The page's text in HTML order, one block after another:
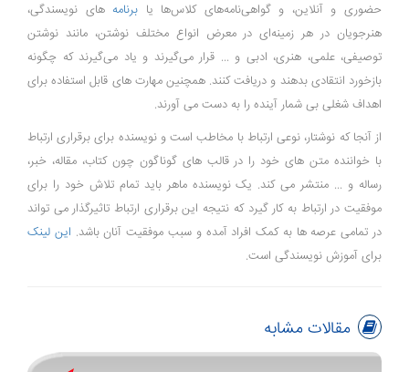
حضوری و آنلاین، و گواهی‌نامه‌های کلاس‌ها یا برنامه‌ های نویسندگی،
هنرجویان در هر زمینه‌ای در معرض انواع مختلف نوشتن، مانند نوشتن
توصیفی، علمی، هنری، ادبی و ... قرار می‌گیرند و یاد می‌گیرند که چگونه
بازخورد انتقادی بدهند و دریافت کنند. همچنین مهارت های قابل استفاده برای
اهداف شغلی بی شمار آینده را به دست می آورند.
از آنجا که نوشتار، نوعی ارتباط با مخاطب است و نویسنده برای برقراری ارتباط
با خواننده متن های خود را در قالب های گوناگون چون کتاب، مقاله، خبر،
رساله و ... منتشر می کند. یک نویسنده ماهر باید تمام تلاش خود را برای
موفقیت در ارتباط به کار گیرد که نتیجه این برقراری ارتباط تاثیرگذار می تواند
در تمامی عرصه ها به کمک افراد آمده و سبب موفقیت آنان باشد. این لینک
برای آموزش نویسندگی است.
مقالات مشابه